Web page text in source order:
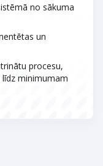
no sākuma
un
procesu,
minimumam